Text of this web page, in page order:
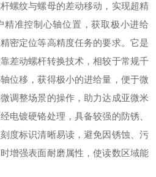
螺纹与螺母的差动移动，实现超精
准控制心轴位置，获取极小进给
密定位等高精度任务的要求。 它是
差动螺杆转换技术，相较于常规千
位移，获得极小的进给量，便于微
调整场景的操作，助力达成亚微米
电镀硬铬处理，具备较强的防锈、
度标识清晰易读，避免因锈蚀、污
增强表面耐磨属性，使读数区域能